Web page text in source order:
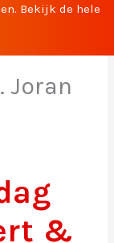
Bekijk de hele
Joran
&